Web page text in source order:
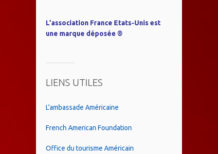
L'association France Etats-Unis est
une marque déposée ®
LIENS UTILES
L'ambassade Américaine
French American Foundation
Office du tourisme Américain